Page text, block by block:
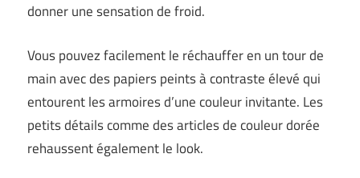
donner une sensation de froid.
Vous pouvez facilement le réchauffer en un tour de
main avec des papiers peints à contraste élevé qui
entourent les armoires d’une couleur invitante. Les
petits détails comme des articles de couleur dorée
rehaussent également le look.